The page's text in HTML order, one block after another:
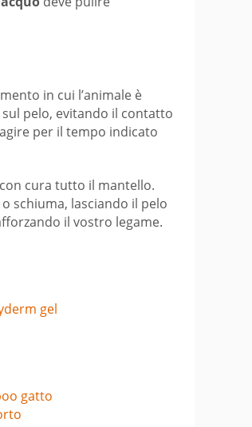
in cui l’animale è
pelo, evitando il contatto
per il tempo indicato
cura tutto il mantello.
schiuma, lasciando il pelo
il vostro legame.
gel
gatto